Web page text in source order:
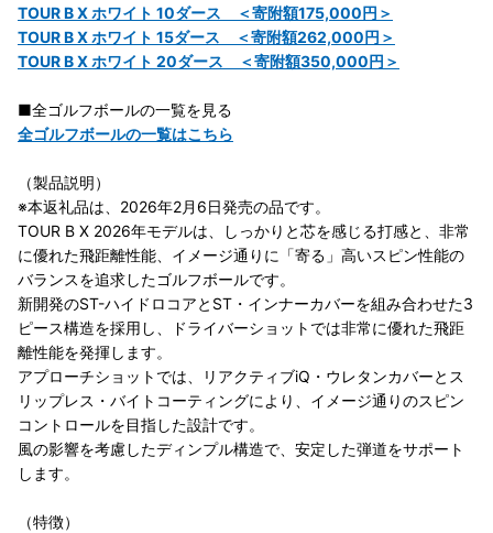
TOUR B X ホワイト 10ダース ＜寄附額175,000円＞
TOUR B X ホワイト 15ダース ＜寄附額262,000円＞
TOUR B X ホワイト 20ダース ＜寄附額350,000円＞
■全ゴルフボールの一覧を見る
全ゴルフボールの一覧はこちら
（製品説明）
※本返礼品は、2026年2月6日発売の品です。
TOUR B X 2026年モデルは、しっかりと芯を感じる打感と、非常
に優れた飛距離性能、イメージ通りに「寄る」高いスピン性能の
バランスを追求したゴルフボールです。
新開発のST-ハイドロコアとST・インナーカバーを組み合わせた3
ピース構造を採用し、ドライバーショットでは非常に優れた飛距
離性能を発揮します。
アプローチショットでは、リアクティブiQ・ウレタンカバーとス
リップレス・バイトコーティングにより、イメージ通りのスピン
コントロールを目指した設計です。
風の影響を考慮したディンプル構造で、安定した弾道をサポート
します。
（特徴）